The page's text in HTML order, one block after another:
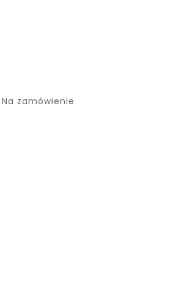
Na zamówienie